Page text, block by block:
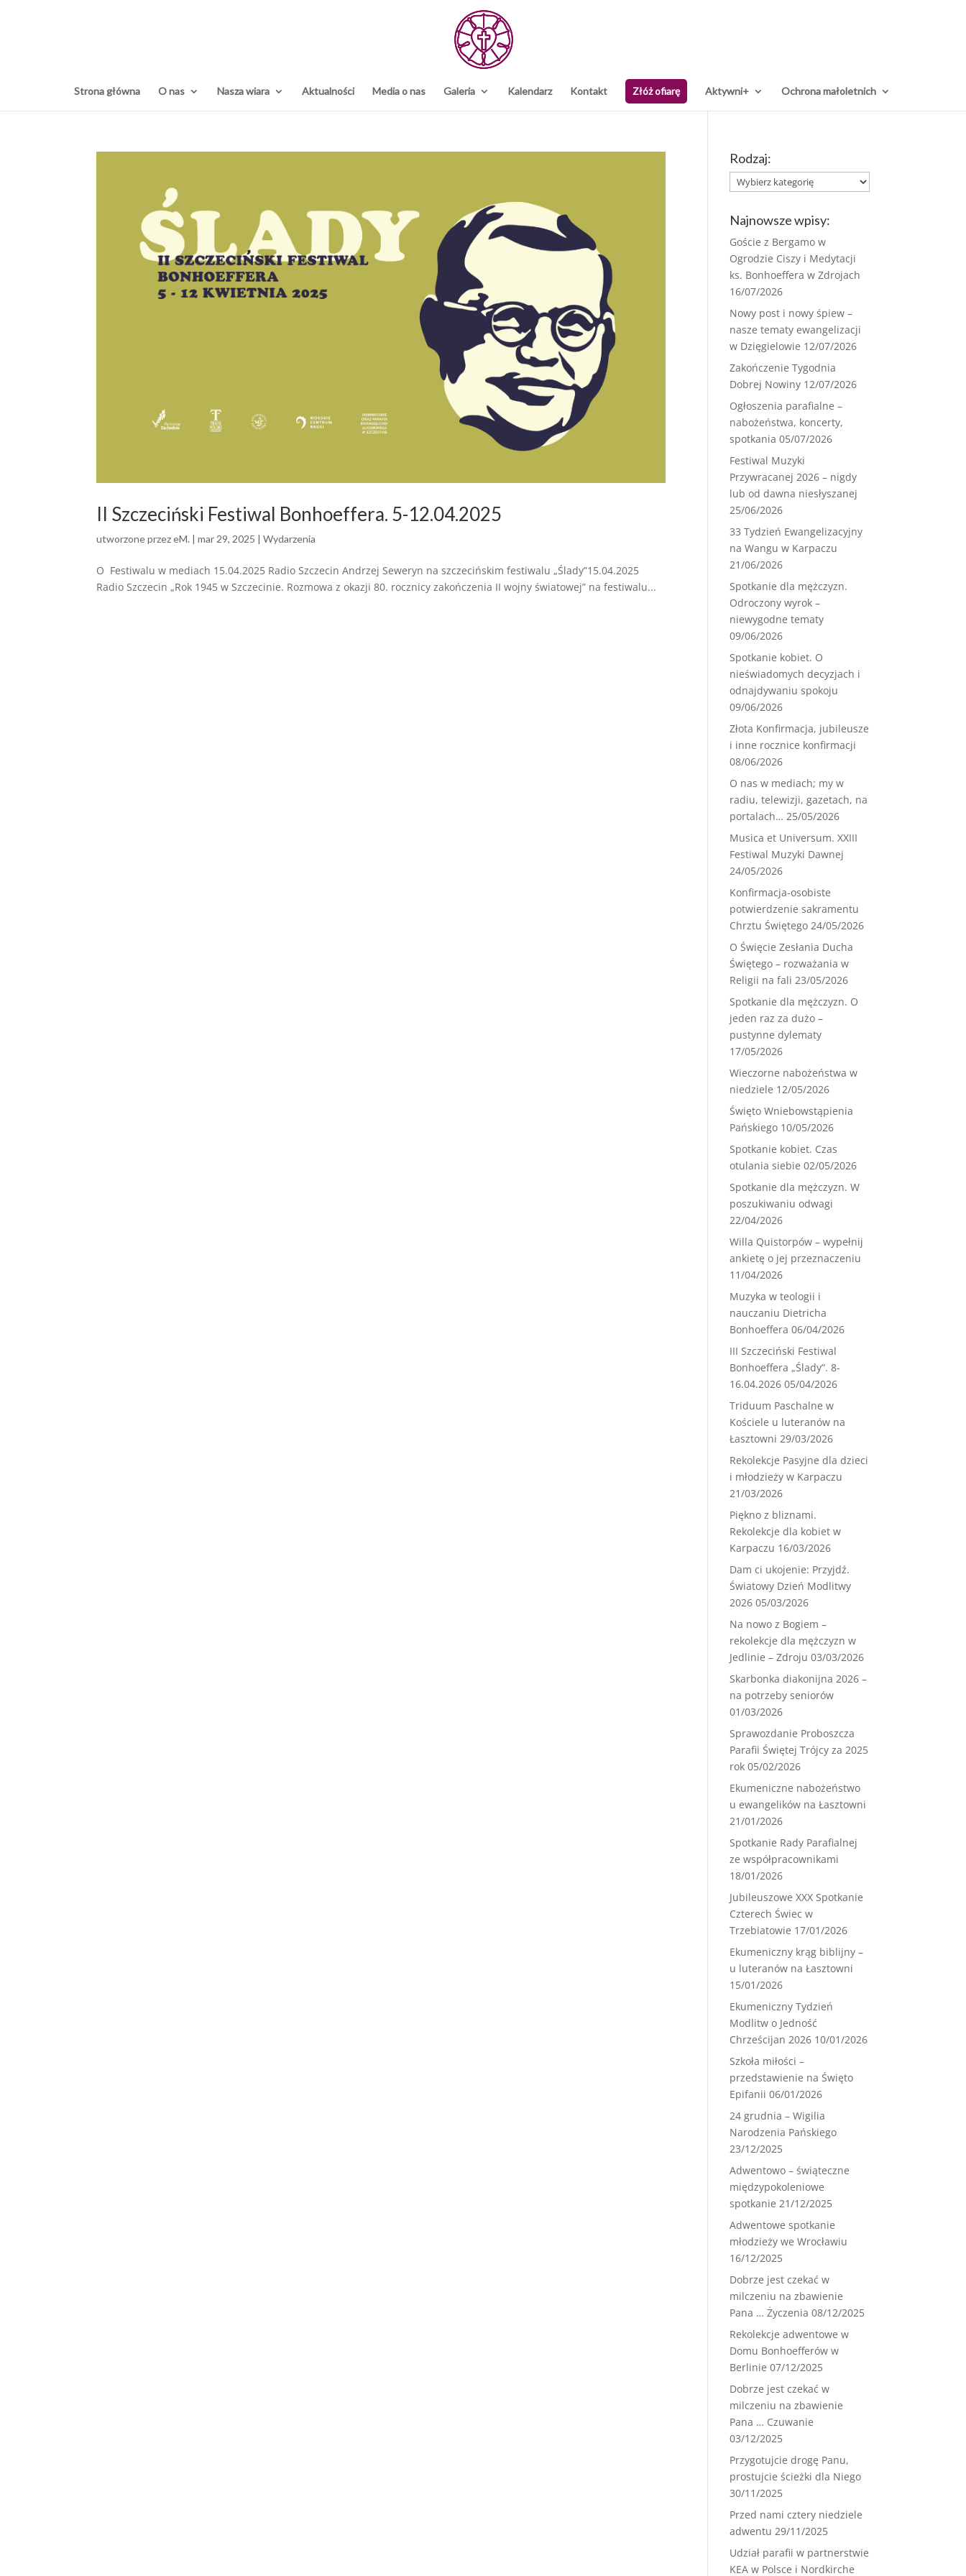
Strona główna O nas Nasza wiara Aktualności Media o nas Galeria Kalendarz Kontakt Złóż ofiarę Aktywni+ Ochrona małoletnich
II Szczeciński Festiwal Bonhoeffera. 5-12.04.2025
utworzone przezeM. |mar 29, 2025 |Wydarzenia
O Festiwalu w mediach 15.04.2025 Radio Szczecin Andrzej Seweryn na szczecińskim festiwalu „Ślady”15.04.2025
Radio Szczecin „Rok 1945 w Szczecinie. Rozmowa z okazji 80. rocznicy zakończenia II wojny światowej” na festiwalu...
Rodzaj:
Rodzaj:
Najnowsze wpisy:
Goście z Bergamo w
Ogrodzie Ciszy i Medytacji
ks. Bonhoeffera w Zdrojach
16/07/2026
Nowy post i nowy śpiew –
nasze tematy ewangelizacji
w Dzięgielowie 12/07/2026
Zakończenie Tygodnia
Dobrej Nowiny 12/07/2026
Ogłoszenia parafialne –
nabożeństwa, koncerty,
spotkania 05/07/2026
Festiwal Muzyki
Przywracanej 2026 – nigdy
lub od dawna niesłyszanej
25/06/2026
33 Tydzień Ewangelizacyjny
na Wangu w Karpaczu
21/06/2026
Spotkanie dla mężczyzn.
Odroczony wyrok –
niewygodne tematy
09/06/2026
Spotkanie kobiet. O
nieświadomych decyzjach i
odnajdywaniu spokoju
09/06/2026
Złota Konfirmacja, jubileusze
i inne rocznice konfirmacji
08/06/2026
O nas w mediach; my w
radiu, telewizji, gazetach, na
portalach… 25/05/2026
Musica et Universum. XXIII
Festiwal Muzyki Dawnej
24/05/2026
Konfirmacja-osobiste
potwierdzenie sakramentu
Chrztu Świętego 24/05/2026
O Święcie Zesłania Ducha
Świętego – rozważania w
Religii na fali 23/05/2026
Spotkanie dla mężczyzn. O
jeden raz za dużo –
pustynne dylematy
17/05/2026
Wieczorne nabożeństwa w
niedziele 12/05/2026
Święto Wniebowstąpienia
Pańskiego 10/05/2026
Spotkanie kobiet. Czas
otulania siebie 02/05/2026
Spotkanie dla mężczyzn. W
poszukiwaniu odwagi
22/04/2026
Willa Quistorpów – wypełnij
ankietę o jej przeznaczeniu
11/04/2026
Muzyka w teologii i
nauczaniu Dietricha
Bonhoeffera 06/04/2026
III Szczeciński Festiwal
Bonhoeffera „Ślady”. 8-
16.04.2026 05/04/2026
Triduum Paschalne w
Kościele u luteranów na
Łasztowni 29/03/2026
Rekolekcje Pasyjne dla dzieci
i młodzieży w Karpaczu
21/03/2026
Piękno z bliznami.
Rekolekcje dla kobiet w
Karpaczu 16/03/2026
Dam ci ukojenie: Przyjdź.
Światowy Dzień Modlitwy
2026 05/03/2026
Na nowo z Bogiem –
rekolekcje dla mężczyzn w
Jedlinie – Zdroju 03/03/2026
Skarbonka diakonijna 2026 –
na potrzeby seniorów
01/03/2026
Sprawozdanie Proboszcza
Parafii Świętej Trójcy za 2025
rok 05/02/2026
Ekumeniczne nabożeństwo
u ewangelików na Łasztowni
21/01/2026
Spotkanie Rady Parafialnej
ze współpracownikami
18/01/2026
Jubileuszowe XXX Spotkanie
Czterech Świec w
Trzebiatowie 17/01/2026
Ekumeniczny krąg biblijny –
u luteranów na Łasztowni
15/01/2026
Ekumeniczny Tydzień
Modlitw o Jedność
Chrześcijan 2026 10/01/2026
Szkoła miłości –
przedstawienie na Święto
Epifanii 06/01/2026
24 grudnia – Wigilia
Narodzenia Pańskiego
23/12/2025
Adwentowo – świąteczne
międzypokoleniowe
spotkanie 21/12/2025
Adwentowe spotkanie
młodzieży we Wrocławiu
16/12/2025
Dobrze jest czekać w
milczeniu na zbawienie
Pana … Życzenia 08/12/2025
Rekolekcje adwentowe w
Domu Bonhoefferów w
Berlinie 07/12/2025
Dobrze jest czekać w
milczeniu na zbawienie
Pana … Czuwanie
03/12/2025
Przygotujcie drogę Panu,
prostujcie ścieżki dla Niego
30/11/2025
Przed nami cztery niedziele
adwentu 29/11/2025
Udział parafii w partnerstwie
KEA w Polsce i Nordkirche